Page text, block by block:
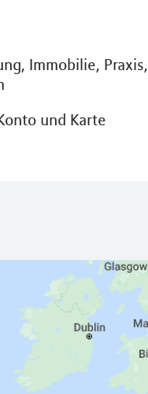
Immobilie, Praxis,
und Karte